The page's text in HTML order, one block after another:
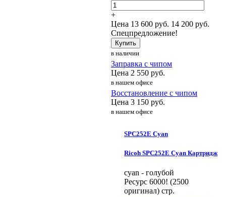
+
Цена 13 600 руб. 14 200 руб.
Спецпредложение!
Купить
в наличии
Заправка с чипом
Цена 2 550 руб.
в нашем офисе
Восстановление с чипом
Цена 3 150 руб.
в нашем офисе
SPC252E Cyan
Ricoh SPC252E Cyan Картридж
cyan - голубой
Ресурс 6000! (2500
оригинал) стр.